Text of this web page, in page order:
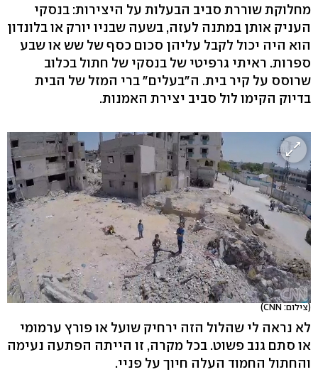
מחלוקת שוררת סביב הבעלות על היצירות: בנסקי
העניק אותן במתנה לעזה, בשעה שבניו יורק או בלונדון
הוא היה יכול לקבל עליהן סכום כסף של שש או שבע
ספרות. ראיתי גרפיטי של בנסקי של חתול בכלוב
שרוסס על קיר בית. ה"בעלים" ברי המזל של הבית
בדיוק הקימו לול סביב יצירת האמנות.
(צילום: CNN)
לא נראה לי שהלול הזה ירחיק שועל או פורץ ערמומי
או סתם גנב פשוט. בכל מקרה, זו הייתה הפתעה נעימה
והחתול החמוד העלה חיוך על פניי.